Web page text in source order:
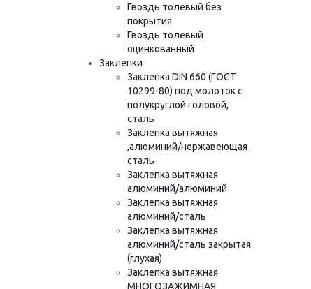
Гвоздь толевый без
покрытия
Гвоздь толевый
оцинкованный
Заклепки
Заклепка DIN 660 (ГОСТ
10299-80) под молоток с
полукруглой головой,
сталь
Заклепка вытяжная
,алюминий/нержавеющая
сталь
Заклепка вытяжная
алюминий/алюминий
Заклепка вытяжная
алюминий/сталь
Заклепка вытяжная
алюминий/сталь закрытая
(глухая)
Заклепка вытяжная
МНОГОЗАЖИМНАЯ